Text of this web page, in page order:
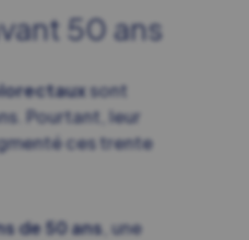
50 ans
sont
Pourtant, leur
ces trente
de 50 ans , une